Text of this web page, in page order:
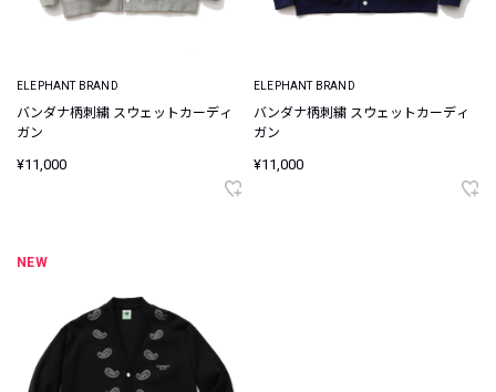
ELEPHANT BRAND
バンダナ柄刺繍 スウェットカーディ
ガン
¥11,000
ELEPHANT BRAND
バンダナ柄刺繍 スウェットカーディ
ガン
¥11,000
NEW